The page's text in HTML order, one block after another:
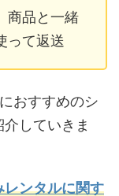
商品と一緒
って返送
おすすめのシ
していきま
ンタルに関す